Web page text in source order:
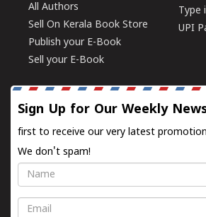
All Authors
Sell On Kerala Book Store
Publish your E-Book
Sell your E-Book
Type
UPI
Sign Up for Our Weekly
first to receive our very latest
We don't spam!
Name
Email